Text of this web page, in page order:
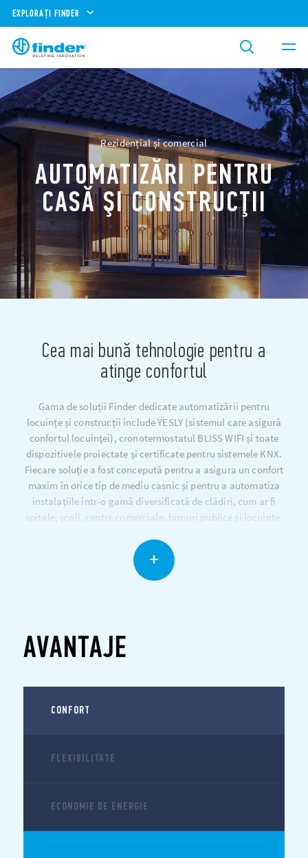
EXPLORAȚI FINDER
Rezidențial și comercial
AUTOMATIZĂRI PENTRU
CASĂ ŞI CONSTRUCŢII
Cea mai bună tehnologie pentru a
atinge confortul
Gama de soluții Finder dedicate automatizării pentru
locuințe și construcții include YESLY (sistemul care asigură
confortul locuinţei), cronotermostatul BLISS WIFI și toate
dispozitivele proiectate și certificate pentru sistemele KNX.
Fiecare soluție a fost concepută pentru a asigura un confort
maxim în orice tip de mediu casnic și pentru a automatiza
instalaţiile într-o gamă diversificată de clădiri, cum ar fi
spitale, școli, centre comerciale, birouri publice și locuințe.
să experimenteze confortul în propria locuință, un concept
pe care compania l-a definit ca fiind „comfort living”.
Ambele soluții sunt proiectate și fabricate în Italia, foarte
Dispozitivele și accesoriile KNX sunt dezvoltate de Finder pe
baza experienței sale vaste în domeniul gestionării
tip de proiect de automatizare a locuinței sau a clădirilor.
AVANTAJE
CONFORT
FLEXIBILITATE
ECONOMIE DE ENERGIE